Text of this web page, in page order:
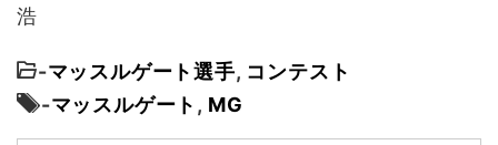
浩
-マッスルゲート選手, コンテスト
-マッスルゲート , MG